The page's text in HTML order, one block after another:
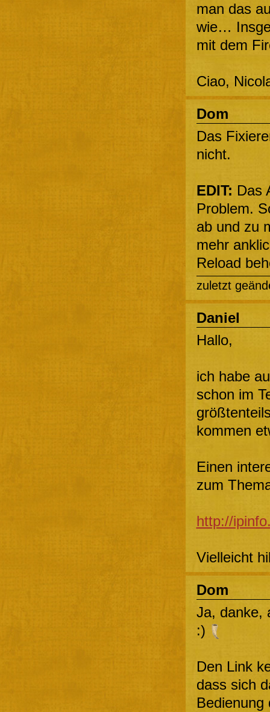
man das
wie…
mit dem
Ciao,
Dom
Das
nicht.
EDIT: Das
Problem.
ab und zu
mehr
Reload
zuletzt
Daniel
Hallo,
ich habe
schon im
kommen
Einen
zum
http://
Vielleicht
Dom
Ja, danke,
:)
Den Link
dass sich